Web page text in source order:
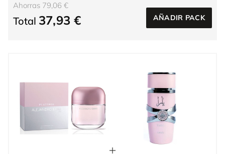
Ahorras 79,06 €
Total 37,93 € AÑADIR PACK